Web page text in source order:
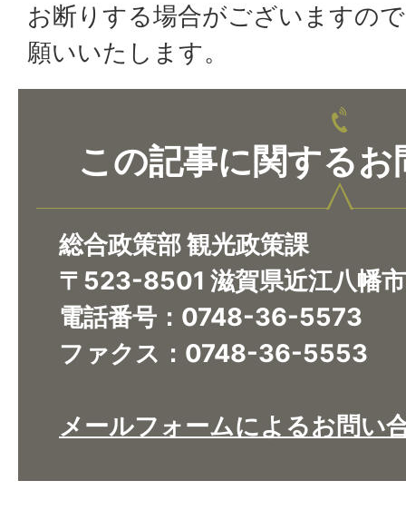
お断りする場合がございますの
願いいたします。
この記事に関するお
総合政策部 観光政策課
〒523-8501 滋賀県近江八幡
電話番号：0748-36-5573
ファクス：0748-36-5553
メールフォームによるお問い